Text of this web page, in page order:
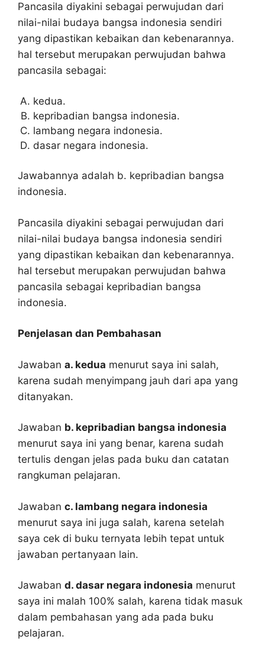
Pancasila diyakini sebagai perwujudan dari
nilai-nilai budaya bangsa indonesia sendiri
yang dipastikan kebaikan dan kebenarannya.
hal tersebut merupakan perwujudan bahwa
pancasila sebagai:
kedua.
kepribadian bangsa indonesia.
lambang negara indonesia.
dasar negara indonesia.
Jawabannya adalah b. kepribadian bangsa
indonesia.
Pancasila diyakini sebagai perwujudan dari
nilai-nilai budaya bangsa indonesia sendiri
yang dipastikan kebaikan dan kebenarannya.
hal tersebut merupakan perwujudan bahwa
pancasila sebagai kepribadian bangsa
indonesia.
Penjelasan dan Pembahasan
Jawaban a. kedua menurut saya ini salah,
karena sudah menyimpang jauh dari apa yang
ditanyakan.
Jawaban b. kepribadian bangsa indonesia
menurut saya ini yang benar, karena sudah
tertulis dengan jelas pada buku dan catatan
rangkuman pelajaran.
Jawaban c. lambang negara indonesia
menurut saya ini juga salah, karena setelah
saya cek di buku ternyata lebih tepat untuk
jawaban pertanyaan lain.
Jawaban d. dasar negara indonesia menurut
saya ini malah 100% salah, karena tidak masuk
dalam pembahasan yang ada pada buku
pelajaran.